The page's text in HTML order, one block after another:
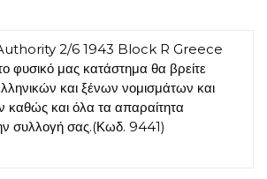
2/6 1943 Block R Greece
φυσικό μας κατάστημα θα βρείτε
και ξένων νομισμάτων και
καθώς και όλα τα απαραίτητα
συλλογή σας.(Κωδ. 9441)